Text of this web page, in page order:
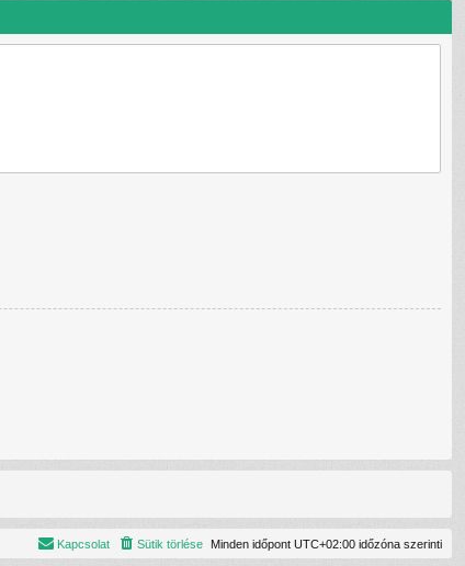
Minden időpont UTC+02:00 időzóna szerinti
Sütik törlése
Kapcsolat